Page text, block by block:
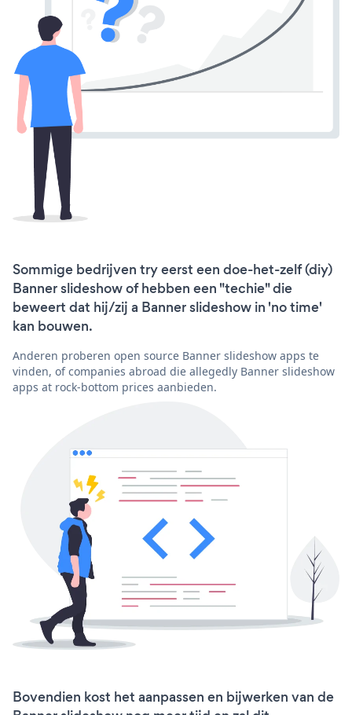
Sommige bedrijven try eerst een doe-het-zelf (diy)
Banner slideshow of hebben een "techie" die
beweert dat hij/zij a Banner slideshow in 'no time'
kan bouwen.
Anderen proberen open source Banner slideshow apps te
vinden, of companies abroad die allegedly Banner slideshow
apps at rock-bottom prices aanbieden.
Bovendien kost het aanpassen en bijwerken van de